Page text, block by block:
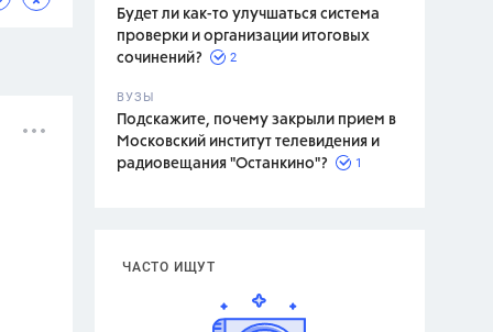
Будет ли как-то улучшаться система
проверки и организации итоговых
сочинений?
2
ВУЗЫ
Подскажите, почему закрыли прием в
Московский институт телевидения и
радиовещания "Останкино"?
1
ЧАСТО ИЩУТ